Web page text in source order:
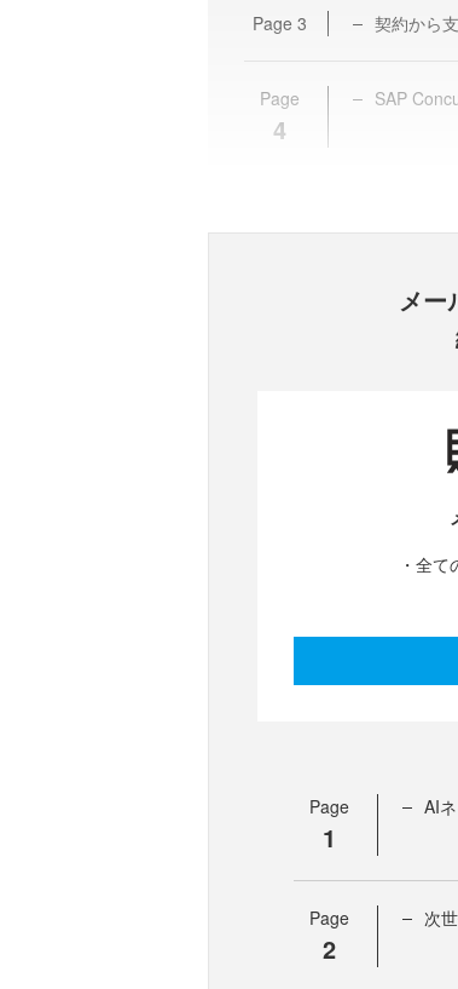
Page 3 契約から
Page
4
SAP
メー
・全
Page
1
AI
Page
2
次